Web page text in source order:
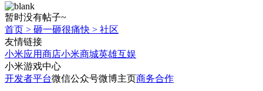
暂时没有帖子~
首页 > 砸一砸很痛快 > 社区
友情链接
小米应用商店小米商城英雄互娱
小米游戏中心
开发者平台微信公众号微博主页商务合作